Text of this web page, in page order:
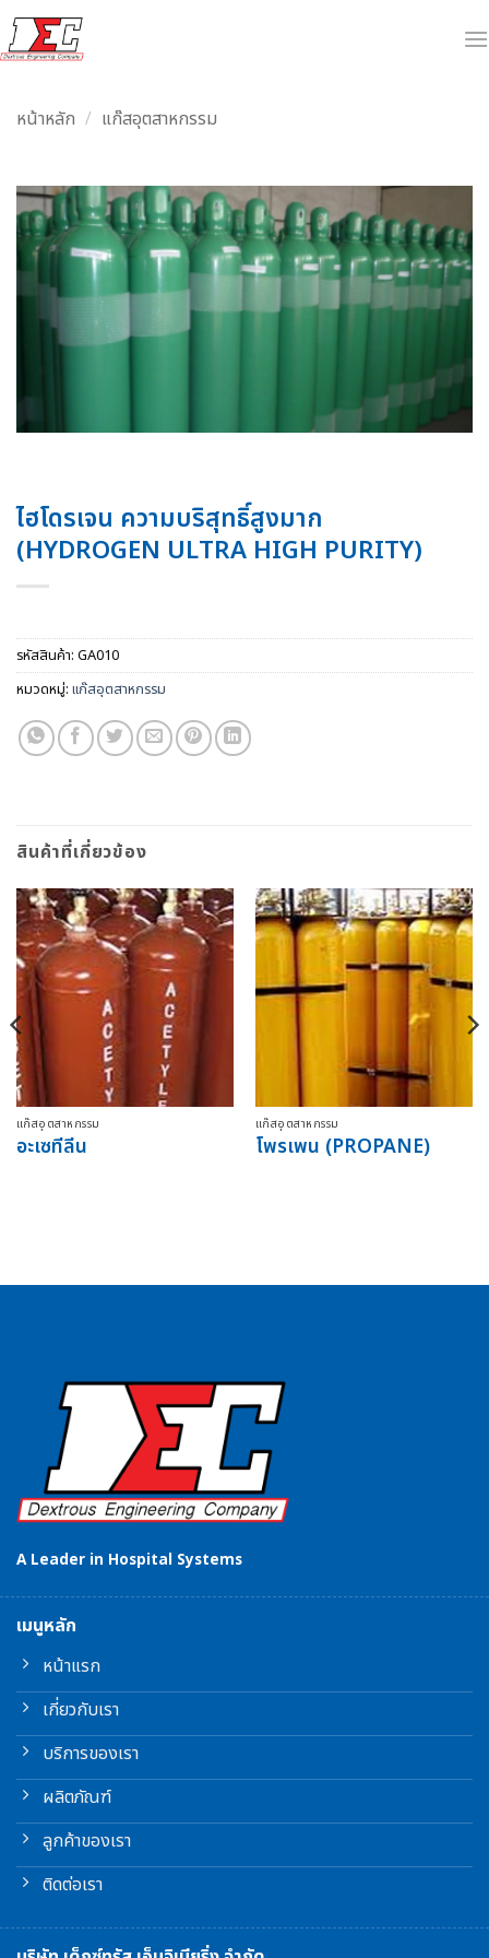
ข้าม
ไป
ยัง
หน้าหลัก / แก๊สอุตสาหกรรม
ไฮโดรเจน ความบริสุทธิ์สูงมาก
(HYDROGEN ULTRA HIGH PURITY)
รหัสสินค้า: GA010
หมวดหมู่: แก๊สอุตสาหกรรม
สินค้าที่เกี่ยวข้อง
แก๊สอุตสาหกรรม
อะเซทีลีน
แก๊สอุตสาหกรรม
โพรเพน (PROPANE)
A Leader in Hospital Systems
เมนูหลัก
หน้าแรก
เกี่ยวกับเรา
บริการของเรา
ผลิตภัณฑ์
ลูกค้าของเรา
ติดต่อเรา